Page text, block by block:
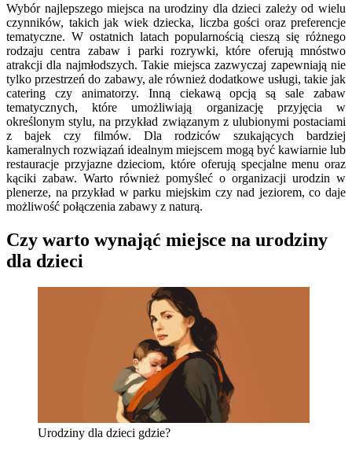
Wybór najlepszego miejsca na urodziny dla dzieci zależy od wielu
czynników, takich jak wiek dziecka, liczba gości oraz preferencje
tematyczne. W ostatnich latach popularnością cieszą się różnego
rodzaju centra zabaw i parki rozrywki, które oferują mnóstwo
atrakcji dla najmłodszych. Takie miejsca zazwyczaj zapewniają nie
tylko przestrzeń do zabawy, ale również dodatkowe usługi, takie jak
catering czy animatorzy. Inną ciekawą opcją są sale zabaw
tematycznych, które umożliwiają organizację przyjęcia w
określonym stylu, na przykład związanym z ulubionymi postaciami
z bajek czy filmów. Dla rodziców szukających bardziej
kameralnych rozwiązań idealnym miejscem mogą być kawiarnie lub
restauracje przyjazne dzieciom, które oferują specjalne menu oraz
kąciki zabaw. Warto również pomyśleć o organizacji urodzin w
plenerze, na przykład w parku miejskim czy nad jeziorem, co daje
możliwość połączenia zabawy z naturą.
Czy warto wynająć miejsce na urodziny
dla dzieci
Urodziny dla dzieci gdzie?